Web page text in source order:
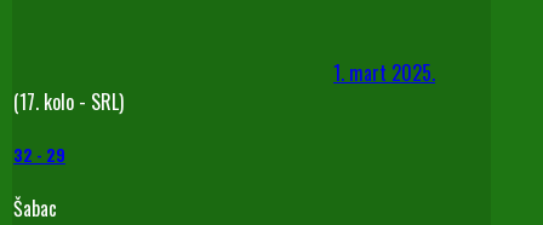
1. mart 2025.
(17. kolo - SRL)
32 - 29
Šabac